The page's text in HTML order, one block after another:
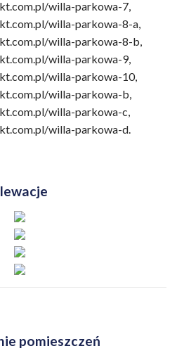
willa-parkowa-7,
willa-parkowa-8-a,
willa-parkowa-8-b,
willa-parkowa-9,
willa-parkowa-10,
willa-parkowa-b,
willa-parkowa-c,
willa-parkowa-d.
pomieszczeń